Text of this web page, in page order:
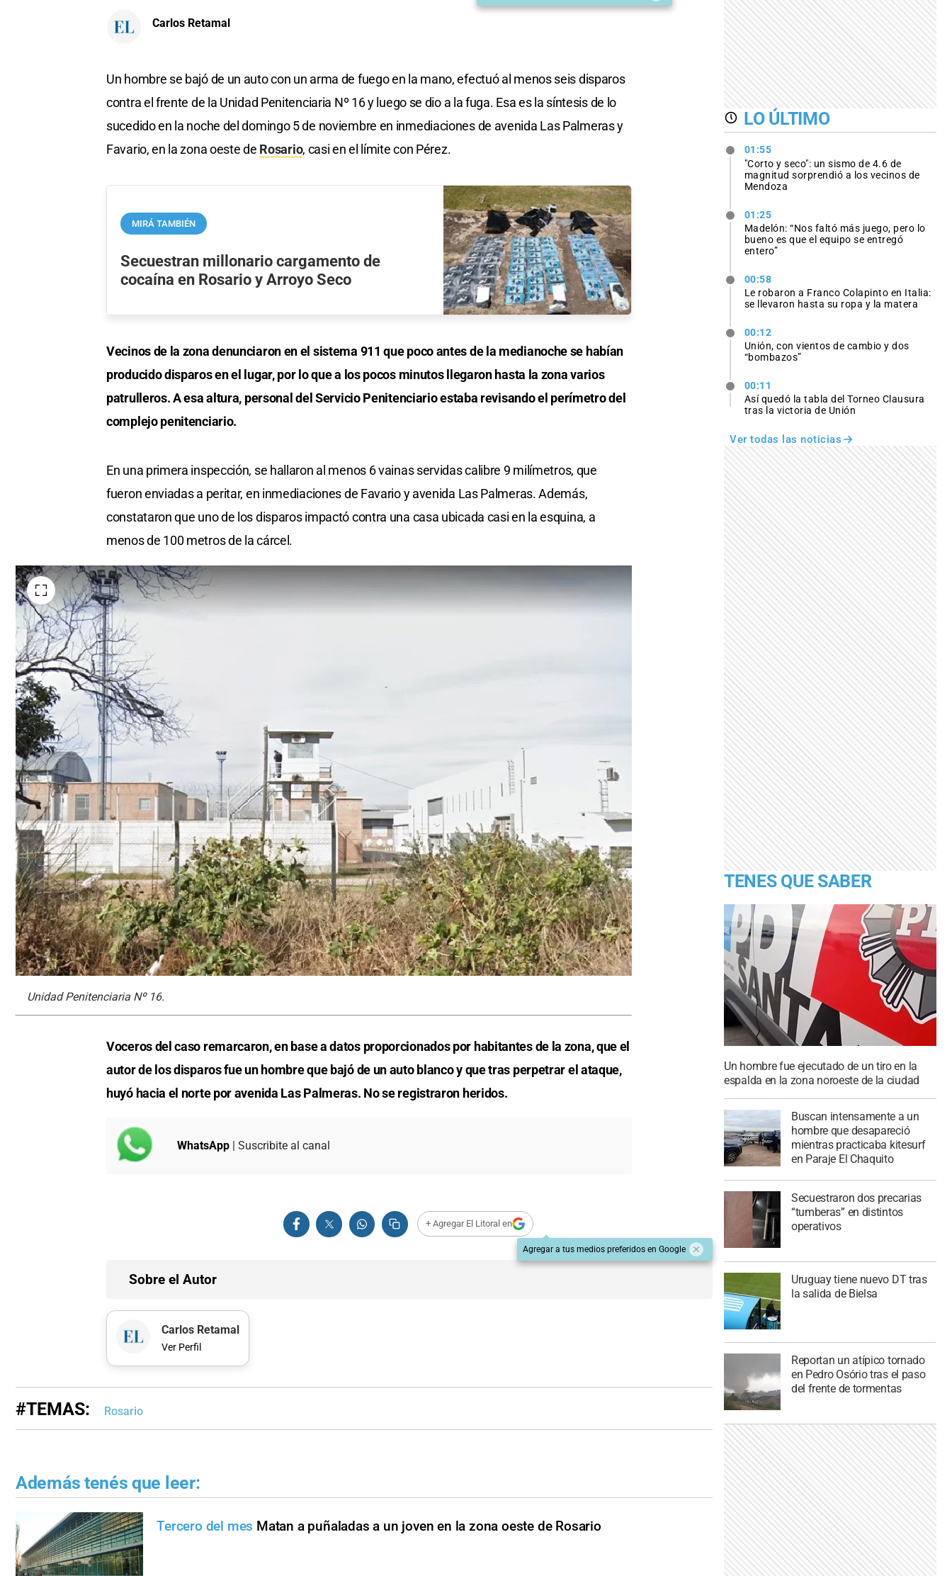
Carlos Retamal
Un hombre se bajó de un auto con un arma de fuego en la mano, efectuó al menos seis disparos
contra el frente de la Unidad Penitenciaria Nº 16 y luego se dio a la fuga. Esa es la síntesis de lo
sucedido en la noche del domingo 5 de noviembre en inmediaciones de avenida Las Palmeras y
Favario, en la zona oeste de Rosario, casi en el límite con Pérez.
MIRÁ TAMBIÉN
Secuestran millonario cargamento de
cocaína en Rosario y Arroyo Seco
Vecinos de la zona denunciaron en el sistema 911 que poco antes de la medianoche se habían
producido disparos en el lugar, por lo que a los pocos minutos llegaron hasta la zona varios
patrulleros. A esa altura, personal del Servicio Penitenciario estaba revisando el perímetro del
complejo penitenciario.
En una primera inspección, se hallaron al menos 6 vainas servidas calibre 9 milímetros, que
fueron enviadas a peritar, en inmediaciones de Favario y avenida Las Palmeras. Además,
constataron que uno de los disparos impactó contra una casa ubicada casi en la esquina, a
menos de 100 metros de la cárcel.
Unidad Penitenciaria Nº 16.
Voceros del caso remarcaron, en base a datos proporcionados por habitantes de la zona, que el
autor de los disparos fue un hombre que bajó de un auto blanco y que tras perpetrar el ataque,
huyó hacia el norte por avenida Las Palmeras. No se registraron heridos.
WhatsApp | Suscribite al canal
+ Agregar El Litoral en
Agregar a tus medios preferidos en Google
Sobre el Autor
Carlos Retamal
Ver Perfil
#TEMAS: Rosario
Además tenés que leer:
Tercero del mes Matan a puñaladas a un joven en la zona oeste de Rosario
LO ÚLTIMO
01:55
"Corto y seco": un sismo de 4.6 de
magnitud sorprendió a los vecinos de
Mendoza
01:25
Madelón: “Nos faltó más juego, pero lo
bueno es que el equipo se entregó
entero”
00:58
Le robaron a Franco Colapinto en Italia:
se llevaron hasta su ropa y la matera
00:12
Unión, con vientos de cambio y dos
“bombazos”
00:11
Así quedó la tabla del Torneo Clausura
tras la victoria de Unión
Ver todas las noticias
TENES QUE SABER
Un hombre fue ejecutado de un tiro en la
espalda en la zona noroeste de la ciudad
Buscan intensamente a un
hombre que desapareció
mientras practicaba kitesurf
en Paraje El Chaquito
Secuestraron dos precarias
“tumberas” en distintos
operativos
Uruguay tiene nuevo DT tras
la salida de Bielsa
Reportan un atípico tornado
en Pedro Osório tras el paso
del frente de tormentas